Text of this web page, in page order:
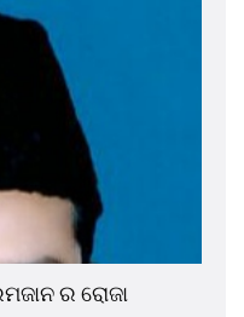
ର ରୋଜା